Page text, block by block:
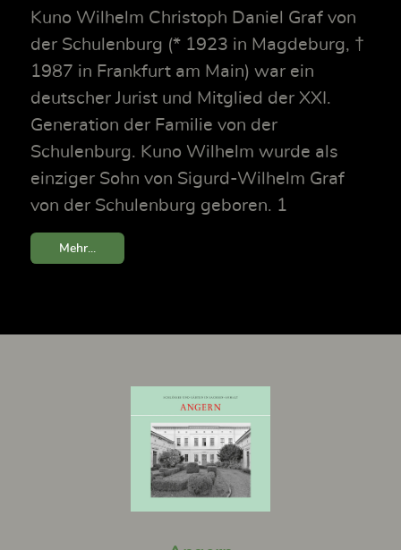
Kuno Wilhelm Christoph Daniel Graf von
der Schulenburg (* 1923 in Magdeburg, †
1987 in Frankfurt am Main) war ein
deutscher Jurist und Mitglied der XXI.
Generation der Familie von der
Schulenburg. Kuno Wilhelm wurde als
einziger Sohn von Sigurd-Wilhelm Graf
von der Schulenburg geboren. 1
Mehr...